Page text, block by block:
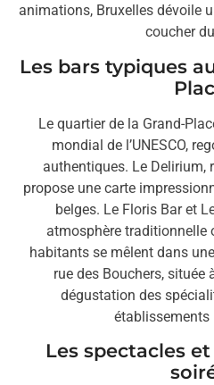
animations, Bruxelles dévoile
coucher
Les bars typiques
Le quartier de la Grand-
mondial de l’UNESCO,
authentiques. Le Delirium,
propose une carte
belges. Le Floris Bar et
atmosphère traditionnelle
habitants se mêlent dans
rue des Bouchers, située
dégustation des
établissements
Les spectacles